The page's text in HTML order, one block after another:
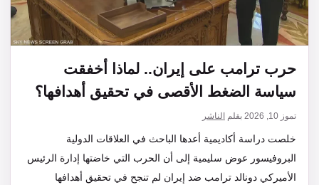
حرب ترامب على إيران.. لماذا أخفقت
سياسة الضغط الأقصى في تحقيق أهدافها؟
تموز 10, 2026 بقلم الناشر
خلصت دراسة أكاديمية أعدها الباحث في العلاقات الدولية
البروفيسور عوض سليمية إلى أن الحرب التي خاضتها إدارة الرئيس
الأميركي دونالد ترامب ضد إيران لم تنجح في تحقيق أهدافها